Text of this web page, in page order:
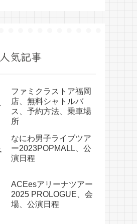
人気記事
ファミクラストア福岡
店、無料シャトルバ
ス、予約方法、乗車場
所
なにわ男子ライブツア
ー2023POPMALL、公
演日程
ACEesアリーナツアー
2025 PROLOGUE、会
場、公演日程